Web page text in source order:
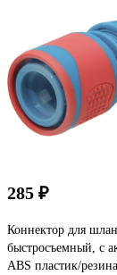
285 ₽
Коннектор для
быстросъемный, с
ABS пластик/